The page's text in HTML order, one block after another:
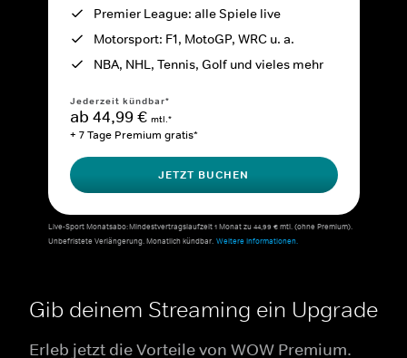
Premier League: alle Spiele live
Motorsport: F1, MotoGP, WRC u. a.
NBA, NHL, Tennis, Golf und vieles mehr
Jederzeit kündbar*
ab 44,99 € mtl.*
+ 7 Tage Premium gratis*
JETZT BUCHEN
Live-Sport Monatsabo: Mindestvertragslaufzeit 1 Monat zu 44,99 € mtl. (ohne Premium).
Unbefristete Verlängerung. Monatlich kündbar. Weitere Informationen.
Gib deinem Streaming ein Upgrade
Erleb jetzt die Vorteile von WOW Premium.